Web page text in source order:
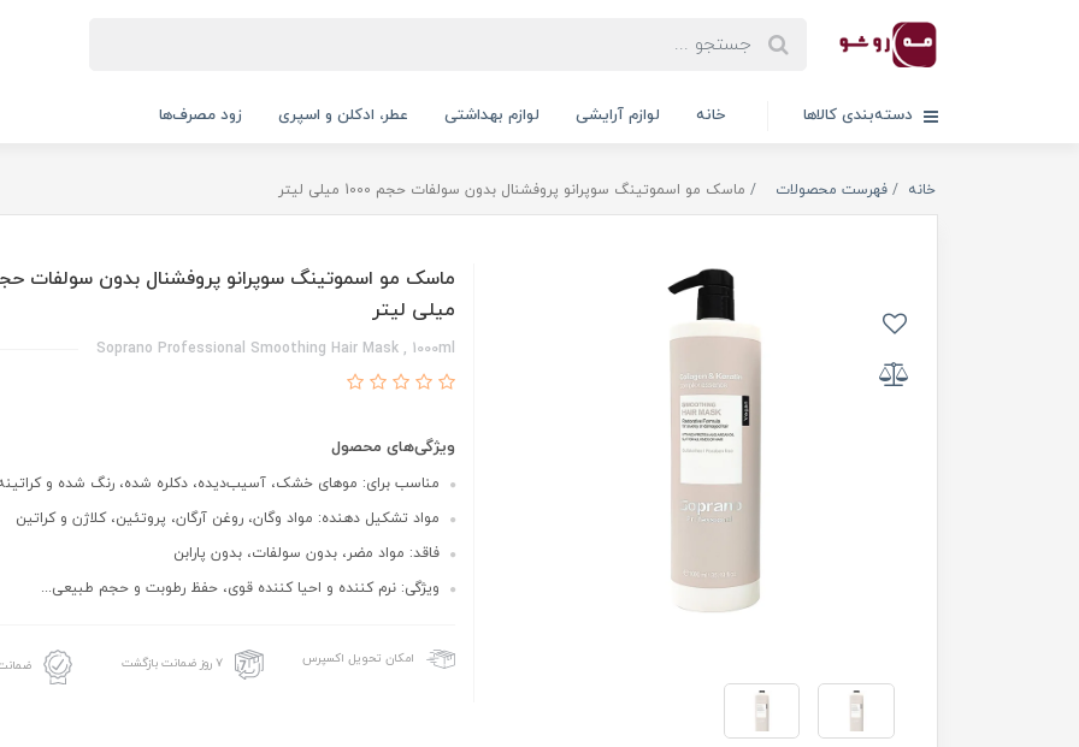
دسته‌بندی کالاها خانه لوازم آرایشی لوازم بهداشتی عطر، ادکلن و اسپری زود مصرف‌ها
خانه فهرست محصولات ماسک مو اسموتینگ سوپرانو پروفشنال بدون سولفات حجم 1000 میلی لیتر
میلی لیتر
Soprano Professional Smoothing Hair Mask , 1000ml
ویژگی‌های محصول
مناسب برای: موهای خشک، آسیب‌دیده، دکلره شده، رنگ شده و
مواد تشکیل دهنده: مواد وگان، روغن آرگان، پروتئین، کلاژن و کراتین
فاقد: مواد مضر، بدون سولفات، بدون پارابن
ویژگی: نرم کننده و احیا کننده قوی، حفظ رطوبت و حجم طبیعی...
امکان تحویل اکسپرس ۷ روز ضمانت بازگشت